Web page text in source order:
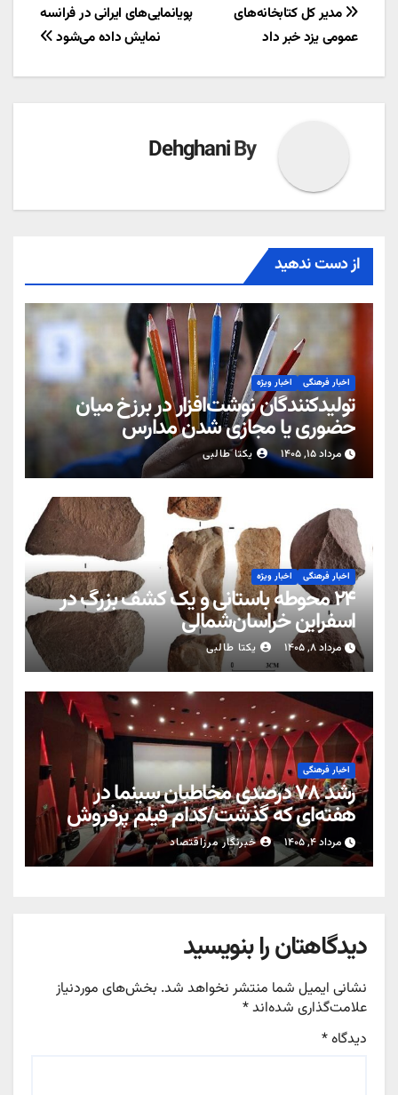
راهبری
نوشته
پویانمایی‌های ایرانی در فرانسه
نمایش داده می‌شود
مدیر کل کتابخانه‌های
عمومی یزد خبر داد
By
Dehghani
از دست ندهید
اخبار فرهنگی اخبار ویژه
تولیدکنندگان نوشت‌افزار در برزخ میان
حضوری یا مجازی شدن مدارس
مرداد ۱۵, ۱۴۰۵ یکتا طالبی
اخبار فرهنگی اخبار ویژه
۲۴ محوطه باستانی و یک کشف بزرگ در
اسفراین خراسان‌شمالی
مرداد ۸, ۱۴۰۵ یکتا طالبی
اخبار فرهنگی
رشد ۷۸ درصدی مخاطبان سینما در
هفته‌ای که گذشت/کدام فیلم پرفروش
شد؟
مرداد ۴, ۱۴۰۵ خبرنگار مرزاقتصاد
دیدگاهتان را بنویسید
نشانی ایمیل شما منتشر نخواهد شد. بخش‌های موردنیاز
علامت‌گذاری شده‌اند*
دیدگاه*